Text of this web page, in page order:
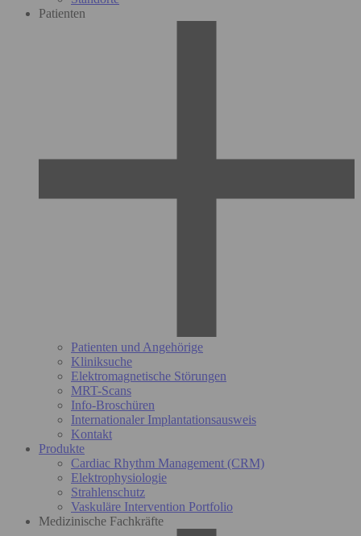
Patienten
Patienten und Angehörige
Kliniksuche
Elektromagnetische Störungen
MRT-Scans
Info-Broschüren
Internationaler Implantationsausweis
Kontakt
Produkte
Cardiac Rhythm Management (CRM)
Elektrophysiologie
Strahlenschutz
Vaskuläre Intervention Portfolio
Medizinische Fachkräfte